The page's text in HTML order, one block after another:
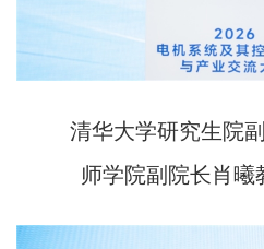
清华大学研究生院副
师学院副院长肖曦